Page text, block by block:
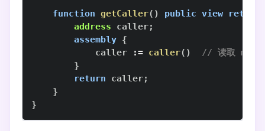
function getCaller( ) public view
returns
address caller;
assembly {
            caller
:= caller( )
// 读取
}
return caller;
}
}